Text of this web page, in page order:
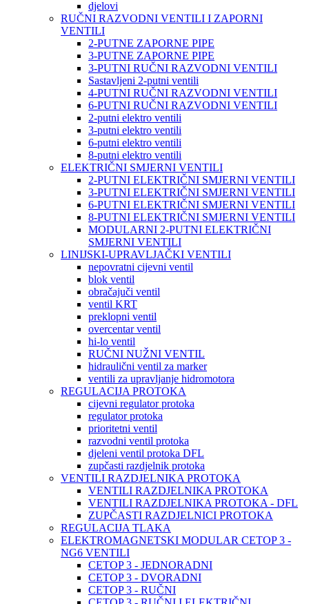
djelovi
RUČNI RAZVODNI VENTILI I ZAPORNI
VENTILI
2-PUTNE ZAPORNE PIPE
3-PUTNE ZAPORNE PIPE
3-PUTNI RUČNI RAZVODNI VENTILI
Sastavljeni 2-putni ventili
4-PUTNI RUČNI RAZVODNI VENTILI
6-PUTNI RUČNI RAZVODNI VENTILI
2-putni elektro ventili
3-putni elektro ventili
6-putni elektro ventili
8-putni elektro ventili
ELEKTRIČNI SMJERNI VENTILI
2-PUTNI ELEKTRIČNI SMJERNI VENTILI
3-PUTNI ELEKTRIČNI SMJERNI VENTILI
6-PUTNI ELEKTRIČNI SMJERNI VENTILI
8-PUTNI ELEKTRIČNI SMJERNI VENTILI
MODULARNI 2-PUTNI ELEKTRIČNI
SMJERNI VENTILI
LINIJSKI-UPRAVLJAČKI VENTILI
nepovratni cijevni ventil
blok ventil
obračajuči ventil
ventil KRT
preklopni ventil
overcentar ventil
hi-lo ventil
RUČNI NUŽNI VENTIL
hidraulični ventil za marker
ventili za upravljanje hidromotora
REGULACIJA PROTOKA
cijevni regulator protoka
regulator protoka
prioritetni ventil
razvodni ventil protoka
djeleni ventil protoka DFL
zupčasti razdjelnik protoka
VENTILI RAZDJELNIKA PROTOKA
VENTILI RAZDJELNIKA PROTOKA
VENTILI RAZDJELNIKA PROTOKA - DFL
ZUPČASTI RAZDJELNICI PROTOKA
REGULACIJA TLAKA
ELEKTROMAGNETSKI MODULAR CETOP 3 -
NG6 VENTILI
CETOP 3 - JEDNORADNI
CETOP 3 - DVORADNI
CETOP 3 - RUČNI